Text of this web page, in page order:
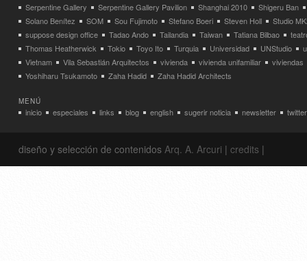
Serpentine Gallery
Serpentine Gallery Pavilion Shanghai 2010
Shigeru Ban
Solano Benítez
SOM Sou Fujimoto Stefano Boeri Steven Holl
Studio
suppose design office
Tadao Ando Tailandia Taiwan Tatiana Bilbao
Thomas Heatherwick
Tokio Toyo Ito Turquia Universidad UNStudio
Vietnam
Vila Sebastián Arquitectos vivienda vivienda unifamiliar
viviendas
Yoshiharu Tsukamoto
Zaha Hadid Zaha Hadid Architects
MENÚ
inicio especiales links blog english sugerir noticia newsletter twitter
diseño y selección de contenidos Arq. A. Arcuri | credits |